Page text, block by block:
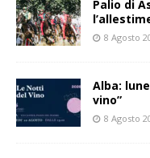
Palio di
8 Agosto
Alba:
vino”
8 Agosto